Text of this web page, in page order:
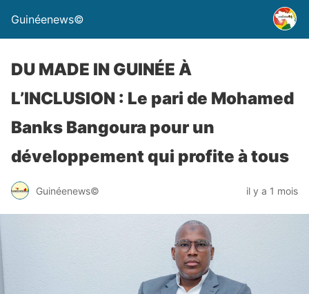
Guinéenews©
DU MADE IN GUINÉE À
L’INCLUSION : Le pari de Mohamed
Banks Bangoura pour un
développement qui profite à tous
Guinéenews© il y a 1 mois